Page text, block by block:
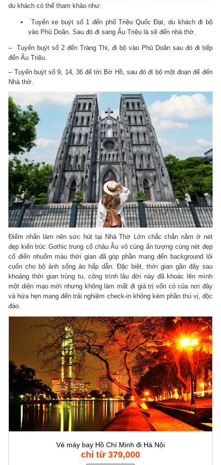
du khách có thể tham khảo như:
Tuyến xe buýt số 1 đến phố Triệu Quốc Đạt, du khách đi bộ
vào Phủ Doãn. Sau đó đi sang Ấu Triệu là sẽ đến nhà thờ.
– Tuyến buýt số 2 đến Tràng Thi, đi bộ vào Phủ Doãn sau đó đi tiếp
đến Ấu Triệu.
– Tuyến buýt số 9, 14, 36 để tới Bờ Hồ, sau đó đi bộ một đoạn để đến
Nhà thờ.
Điểm nhấn làm nên sức hút tại Nhà Thờ Lớn chắc chắn nằm ở nét
đẹp kiến trúc Gothic trung cổ châu Âu vô cùng ấn tượng cùng nét đẹp
cổ điển nhuốm màu thời gian đã góp phần mang đến background lôi
cuốn cho bộ ảnh sống ảo hấp dẫn. Đặc biệt, thời gian gần đây sau
khoảng thời gian trùng tu, công trình lâu đời này đã khoác lên mình
một diện mạo mới nhưng không làm mất đi giá trị vốn có của nơi đây
và hứa hẹn mang đến trải nghiệm check-in không kém phần thú vị, độc
đáo.
Vé máy bay Hồ Chí Minh đi Hà Nội
chỉ từ 379,000